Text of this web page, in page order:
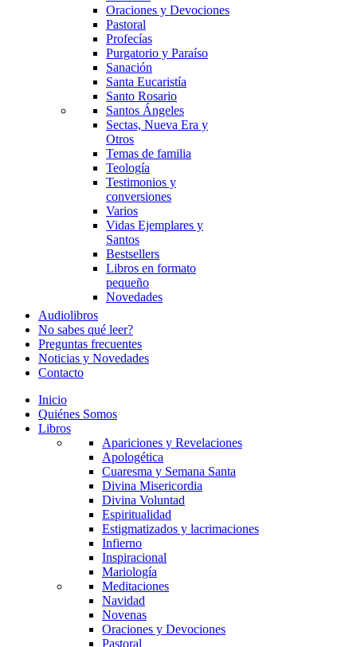
Oraciones y Devociones
Pastoral
Profecías
Purgatorio y Paraíso
Sanación
Santa Eucaristía
Santo Rosario
Santos Ángeles
Sectas, Nueva Era y
Otros
Temas de familia
Teología
Testimonios y
conversiones
Varios
Vidas Ejemplares y
Santos
Bestsellers
Libros en formato
pequeño
Novedades
Audiolibros
No sabes qué leer?
Preguntas frecuentes
Noticias y Novedades
Contacto
Inicio
Quiénes Somos
Libros
Apariciones y Revelaciones
Apologética
Cuaresma y Semana Santa
Divina Misericordia
Divina Voluntad
Espiritualidad
Estigmatizados y lacrimaciones
Infierno
Inspiracional
Mariología
Meditaciones
Navidad
Novenas
Oraciones y Devociones
Pastoral